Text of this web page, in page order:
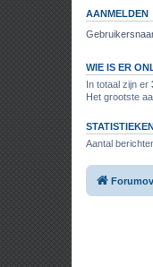
AANMELDEN
WIE IS ER
In totaal zijn er
Het grootste
Aantal